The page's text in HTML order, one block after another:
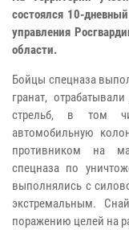
состоялся 10-
управления
области.
Бойцы спецназа
гранат,
стрельб, в том
автомобильную
противником на
спецназа по
выполнялись с
экстремальным.
поражению целей на